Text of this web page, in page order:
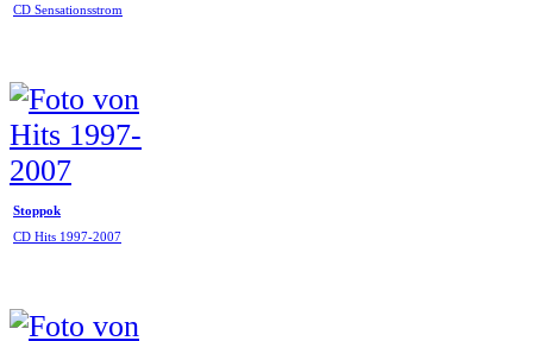
CD Sensationsstrom
Stoppok
CD Hits 1997-2007